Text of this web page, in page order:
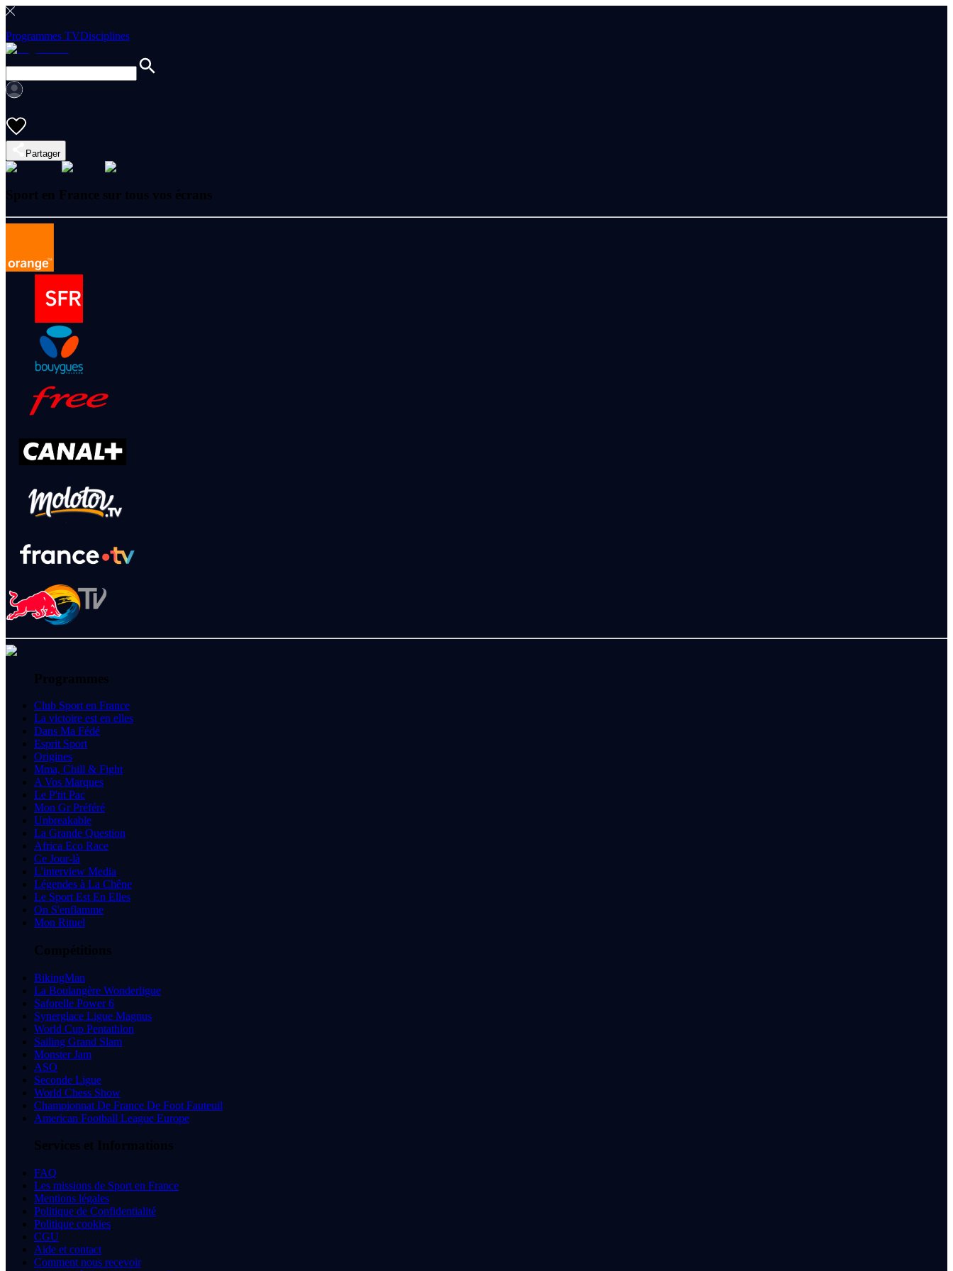
Programmes TVDisciplines
Partager
Sport en France sur tous vos écrans
Programmes
Club Sport en France
La victoire est en elles
Dans Ma Fédé
Esprit Sport
Origines
Mma, Chill & Fight
A Vos Marques
Le P'tit Pac
Mon Gr Préféré
Unbreakable
La Grande Question
Africa Eco Race
Ce Jour-là
L'interview Media
Légendes à La Chêne
Le Sport Est En Elles
On S'enflamme
Mon Rituel
Compétitions
BikingMan
La Boulangère Wonderligue
Saforelle Power 6
Synerglace Ligue Magnus
World Cup Pentathlon
Sailing Grand Slam
Monster Jam
ASO
Seconde Ligue
World Chess Show
Championnat De France De Foot Fauteuil
American Football League Europe
Services et Informations
FAQ
Les missions de Sport en France
Mentions légales
Politique de Confidentialité
Politique cookies
CGU
Aide et contact
Comment nous recevoir